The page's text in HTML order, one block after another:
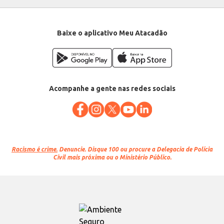
Baixe o aplicativo Meu Atacadão
Acompanhe a gente nas redes sociais
Racismo é crime. Denuncie. Disque 100 ou procure a Delegacia de Polícia
Civil mais próxima ou o Ministério Público.